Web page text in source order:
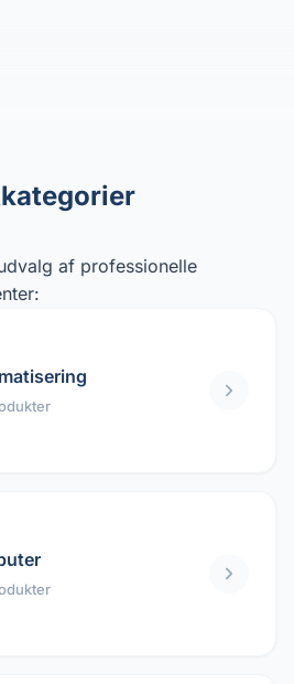
af professionelle